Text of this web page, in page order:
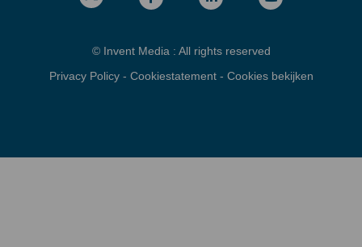
© Invent Media : All rights reserved
Privacy Policy- Cookiestatement- Cookies bekijken